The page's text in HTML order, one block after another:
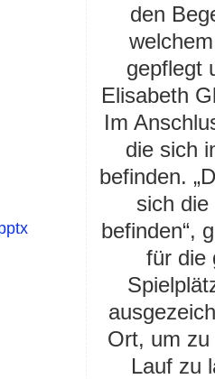
den
gepflegt
Elisabeth
Im
die sich
befinden.
sich
befinden“,
für die
Ort, um zu
Lauf zu